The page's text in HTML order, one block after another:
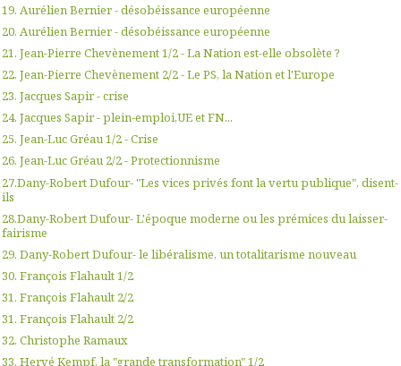
19. Aurélien Bernier - désobéissance européenne
20. Aurélien Bernier - désobéissance européenne
21. Jean-Pierre Chevènement 1/2 - La Nation est-elle obsolète ?
22. Jean-Pierre Chevènement 2/2 - Le PS, la Nation et l'Europe
23. Jacques Sapir - crise
24. Jacques Sapir - plein-emploi,UE et FN...
25. Jean-Luc Gréau 1/2 - Crise
26. Jean-Luc Gréau 2/2 - Protectionnisme
27.Dany-Robert Dufour- "Les vices privés font la vertu publique", disent-
ils
28.Dany-Robert Dufour- L'époque moderne ou les prémices du laisser-
fairisme
29. Dany-Robert Dufour- le libéralisme, un totalitarisme nouveau
30. François Flahault 1/2
31. François Flahault 2/2
31. François Flahault 2/2
32. Christophe Ramaux
33. Hervé Kempf, la "grande transformation" 1/2